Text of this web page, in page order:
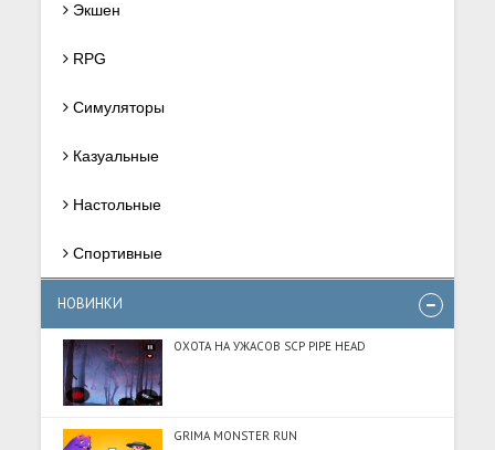
Экшен
RPG
Симуляторы
Казуальные
Настольные
Спортивные
НОВИНКИ
ОХОТА НА УЖАСОВ SCP PIPE HEAD
GRIMA MONSTER RUN